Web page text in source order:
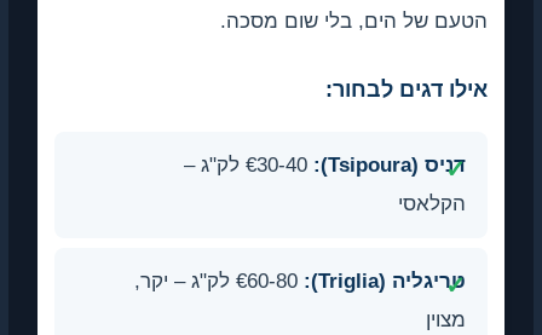
הטעם של הים, בלי שום מסכה.
אילו דגים לבחור:
דניס (Tsipoura):
€30-40 לק"ג –
הקלאסי
טריגליה (Triglia):
€60-80 לק"ג – יקר,
מצוין